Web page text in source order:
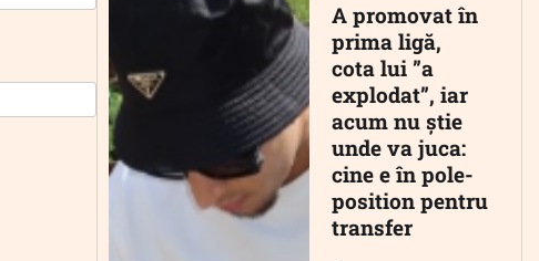
A promovat în
prima ligă,
cota lui ”a
explodat”, iar
acum nu știe
unde va juca:
cine e în pole-
position pentru
transfer